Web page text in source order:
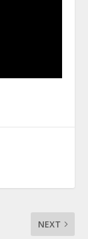
NEXT